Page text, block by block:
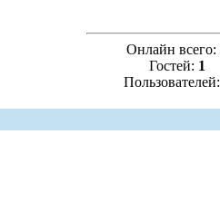
Онлайн всего:
Гостей: 1
Пользователей: